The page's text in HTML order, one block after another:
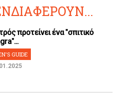
προτείνει ένα "σπιτικό
GUIDE